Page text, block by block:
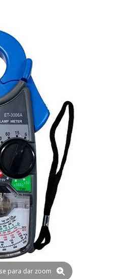
para dar zoom